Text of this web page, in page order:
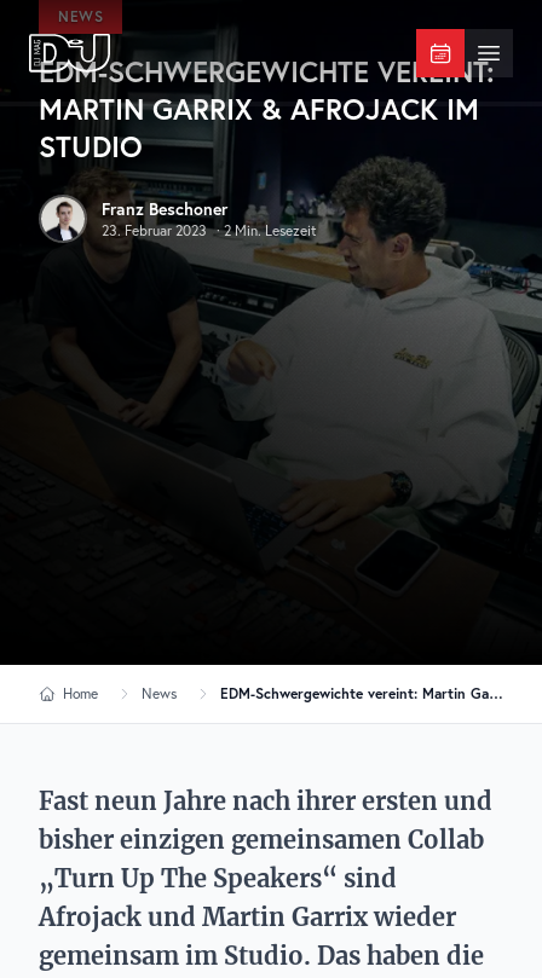
Zum Hauptinhalt springen
DJ Mag Germany Menü
NEWS
EDM-SCHWERGEWICHTE VEREINT:
MARTIN GARRIX & AFROJACK IM
STUDIO
Franz Beschoner
23. Februar 2023 ·2Min. Lesezeit
Home News EDM-Schwergewichte vereint: Martin Garrix & Afrojack im Studio
Fast neun Jahre nach ihrer ersten und
bisher einzigen gemeinsamen Collab
„Turn Up The Speakers“ sind
Afrojack und Martin Garrix wieder
gemeinsam im Studio. Das haben die